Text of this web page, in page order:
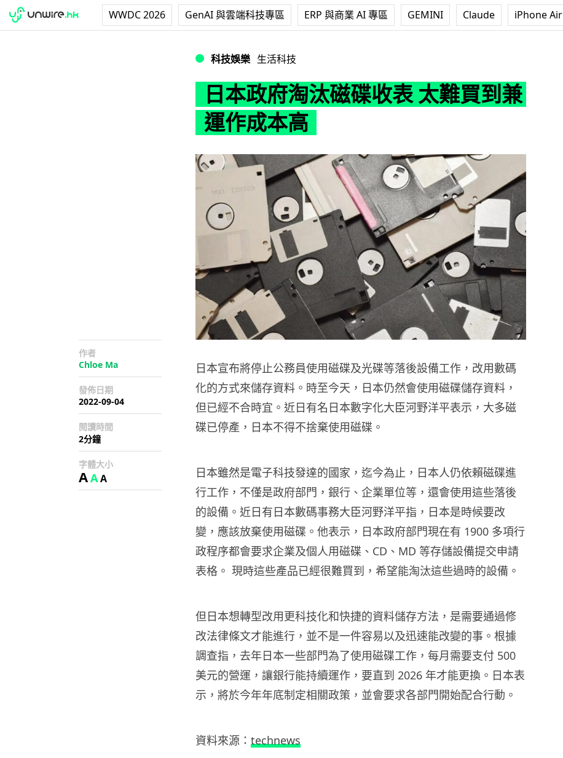
WWDC 2026 GenAI 與雲端科技專區 ERP 與商業 AI 專區 GEMINI Claude iPhone Air
科技娛樂 生活科技
日本政府淘汰磁碟收表 太難買到兼
運作成本高
作者
Chloe Ma
發佈日期
2022-09-04
閱讀時間
2分鐘
字體大小
AAA
日本宣布將停止公務員使用磁碟及光碟等落後設備工作，改用數碼
化的方式來儲存資料。時至今天，日本仍然會使用磁碟儲存資料，
但已經不合時宜。近日有名日本數字化大臣河野洋平表示，大多磁
碟已停產，日本不得不捨棄使用磁碟。
日本雖然是電子科技發達的國家，迄今為止，日本人仍依賴磁碟進
行工作，不僅是政府部門，銀行、企業單位等，還會使用這些落後
的設備。近日有日本數碼事務大臣河野洋平指，日本是時候要改
變，應該放棄使用磁碟。他表示，日本政府部門現在有 1900 多項行
政程序都會要求企業及個人用磁碟、CD、MD 等存儲設備提交申請
表格。 現時這些產品已經很難買到，希望能淘汰這些過時的設備。
但日本想轉型改用更科技化和快捷的資料儲存方法，是需要通過修
改法律條文才能進行，並不是一件容易以及迅速能改變的事。根據
調查指，去年日本一些部門為了使用磁碟工作，每月需要支付 500
美元的營運，讓銀行能持續運作，要直到 2026 年才能更換。日本表
示，將於今年年底制定相關政策，並會要求各部門開始配合行動。
資料來源： technews